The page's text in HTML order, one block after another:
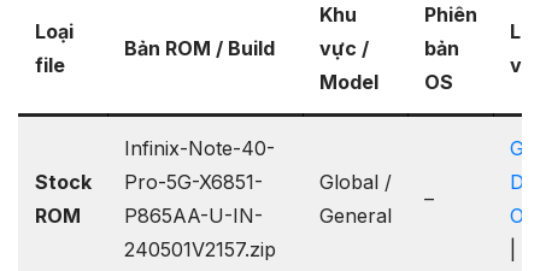
Loại
file
Bản ROM / Build
Khu
vực /
Model
Phiên
bản
OS
về
Stock
ROM
Infinix-Note-40-
Pro-5G-X6851-
P865AA-U-IN-
240501V2157.zip
Global /
General
–